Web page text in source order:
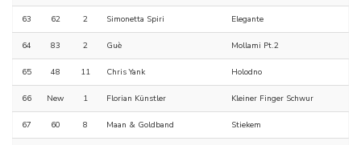
63 62 2 Simonetta Spiri Elegante
64 83 2 Guè Mollami Pt.2
65 48 11 Chris Yank Holodno
66 New 1 Florian Künstler Kleiner Finger Schwur
67 60 8 Maan & Goldband Stiekem